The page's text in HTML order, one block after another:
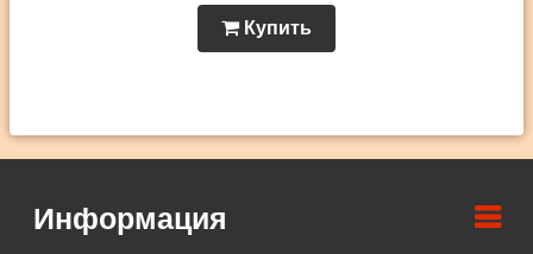
Купить
Информация